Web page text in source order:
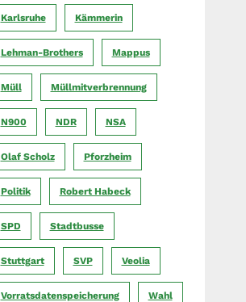
Karlsruhe Kämmerin
Lehman-Brothers Mappus
Müll Müllmitverbrennung
N900 NDR NSA
Olaf Scholz Pforzheim
Politik Robert Habeck
SPD Stadtbusse
Stuttgart SVP Veolia
Vorratsdatenspeicherung Wahl